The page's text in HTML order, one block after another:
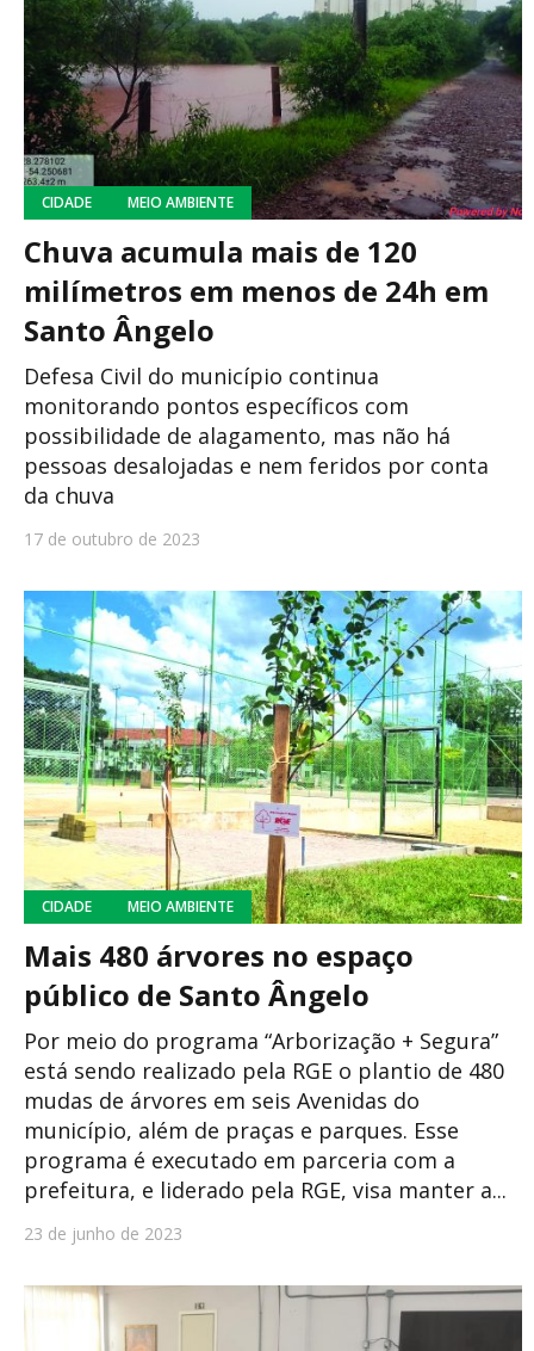
CIDADE MEIO AMBIENTE
Chuva acumula mais de 120
milímetros em menos de 24h em
Santo Ângelo
Defesa Civil do município continua
monitorando pontos específicos com
possibilidade de alagamento, mas não há
pessoas desalojadas e nem feridos por conta
da chuva
17 de outubro de 2023
CIDADE MEIO AMBIENTE
Mais 480 árvores no espaço
público de Santo Ângelo
Por meio do programa “Arborização + Segura”
está sendo realizado pela RGE o plantio de 480
mudas de árvores em seis Avenidas do
município, além de praças e parques. Esse
programa é executado em parceria com a
prefeitura, e liderado pela RGE, visa manter a...
23 de junho de 2023